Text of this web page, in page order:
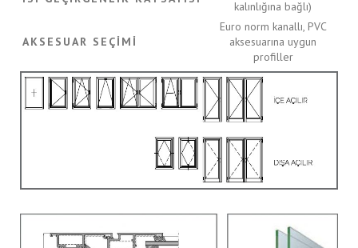
kalınlığına bağlı)
AKSESUAR SEÇIMI
Euro norm kanallı, PVC
aksesuarına uygun
profiller